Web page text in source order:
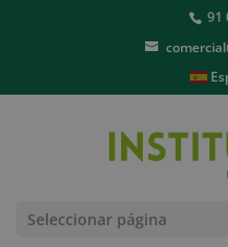
91
Seleccionar página